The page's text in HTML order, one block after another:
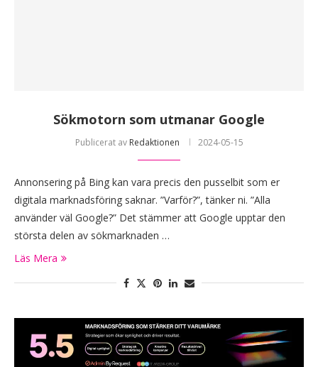
Sökmotorn som utmanar Google
Publicerat av Redaktionen 2024-05-15
Annonsering på Bing kan vara precis den pusselbit som er
digitala marknadsföring saknar. ”Varför?”, tänker ni. ”Alla
använder väl Google?” Det stämmer att Google upptar den
största delen av sökmarknaden …
Läs Mera